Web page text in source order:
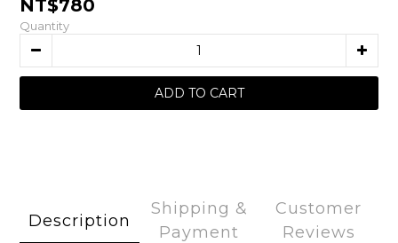
NT$780
Quantity
ADD TO CART
Description
Shipping &
Payment
Customer
Reviews